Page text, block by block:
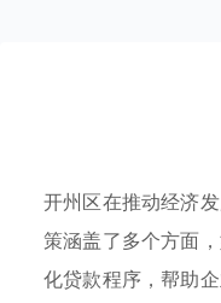
开州区在推动经济
策涵盖了多个方面
化贷款程序，帮助